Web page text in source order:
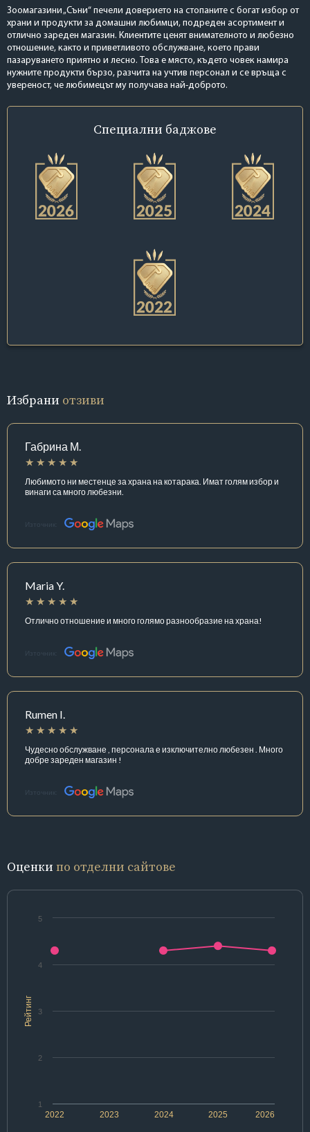
Зоомагазини „Съни“ печели доверието на стопаните с богат избор от
храни и продукти за домашни любимци, подреден асортимент и
отлично зареден магазин. Клиентите ценят внимателното и любезно
отношение, както и приветливото обслужване, което прави
пазаруването приятно и лесно. Това е място, където човек намира
нужните продукти бързо, разчита на учтив персонал и се връща с
увереност, че любимецът му получава най-доброто.
Специални баджове
Избрани отзиви
Габрина М.
Любимото ни местенце за храна на котарака. Имат голям избор и
винаги са много любезни.
Източник:
Maria Y.
Отлично отношение и много голямо разнообразие на храна!
Източник:
Rumen I.
Чудесно обслужване , персонала е изключително любезен . Много
добре зареден магазин !
Източник:
Оценки по отделни сайтове
Рейтинг
2022 2024 2026
2023 2025
1
2
3
4
5